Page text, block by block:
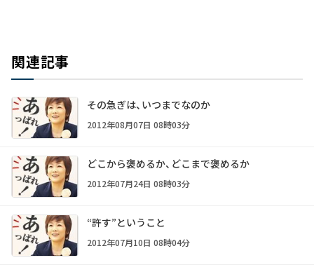
関連記事
その急ぎは、いつまでなのか
2012年08月07日 08時03分
どこから褒めるか、どこまで褒めるか
2012年07月24日 08時03分
“許す”ということ
2012年07月10日 08時04分